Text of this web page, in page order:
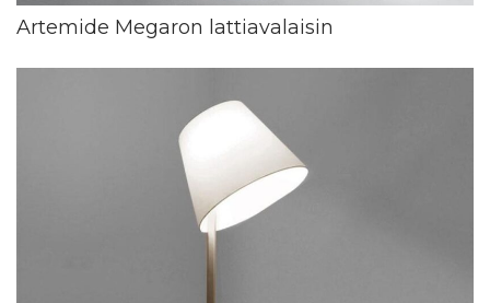
Artemide Megaron lattiavalaisin